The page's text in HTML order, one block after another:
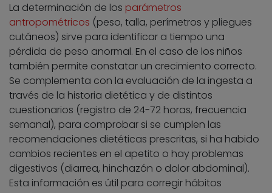
La determinación de los parámetros
antropométricos (peso, talla, perímetros y pliegues
cutáneos) sirve para identificar a tiempo una
pérdida de peso anormal. En el caso de los niños
también permite constatar un crecimiento correcto.
Se complementa con la evaluación de la ingesta a
través de la historia dietética y de distintos
cuestionarios (registro de 24-72 horas, frecuencia
semanal), para comprobar si se cumplen las
recomendaciones dietéticas prescritas, si ha habido
cambios recientes en el apetito o hay problemas
digestivos (diarrea, hinchazón o dolor abdominal).
Esta información es útil para corregir hábitos